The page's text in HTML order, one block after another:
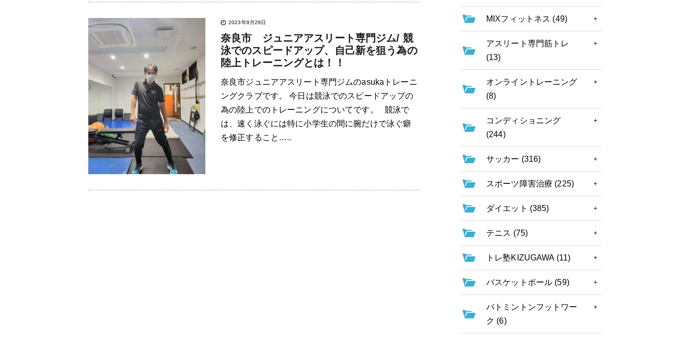
2023年9月29日
奈良市 ジュニアアスリート専門ジム/ 競
泳でのスピードアップ、自己新を狙う為の
陸上トレーニングとは！！
奈良市ジュニアアスリート専門ジムのasukaトレーニ
ングクラブです。 今日は競泳でのスピードアップの
為の陸上でのトレーニングについてです。 競泳で
は、速く泳ぐには特に小学生の間に腕だけで泳ぐ癖
を修正すること…..
MIXフィットネス (49)
アスリート専門筋トレ
(13)
オンライントレーニング
(8)
コンディショニング
(244)
サッカー (316)
スポーツ障害治療 (225)
ダイエット (385)
テニス (75)
トレ塾KIZUGAWA (11)
バスケットボール (59)
バトミントンフットワー
ク (6)